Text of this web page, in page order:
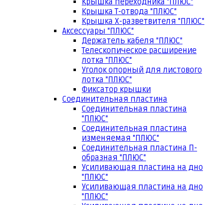
Крышка переходника "ПЛЮС"
Крышка Т-отвода "ПЛЮС"
Крышка Х-разветвителя "ПЛЮС"
Аксессуары "ПЛЮС"
Держатель кабеля "ПЛЮС"
Телескопическое расширение
лотка "ПЛЮС"
Уголок опорный для листового
лотка "ПЛЮС"
Фиксатор крышки
Соединительная пластина
Соединительная пластина
"ПЛЮС"
Соединительная пластина
изменяемая "ПЛЮС"
Соединительная пластина П-
образная "ПЛЮС"
Усиливающая пластина на дно
"ПЛЮС"
Усиливающая пластина на дно
"ПЛЮС"